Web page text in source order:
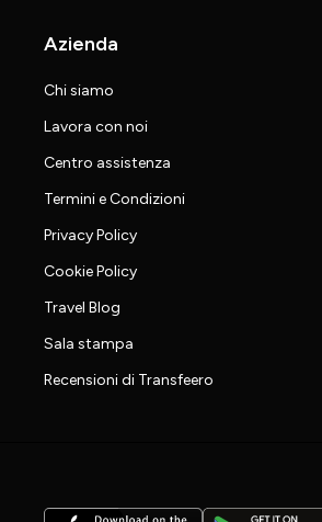
Azienda
Chi siamo
Lavora con noi
Centro assistenza
Termini e Condizioni
Privacy Policy
Cookie Policy
Travel Blog
Sala stampa
Recensioni di Transfeero